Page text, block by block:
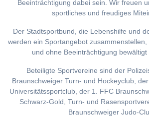
Beeinträchtigung dabei sein. Wir freuen
sportliches und freudiges
Der Stadtsportbund, die Lebenshilfe und
werden ein Sportangebot
und ohne Beeinträchtigung
Beteiligte Sportvereine sind der
Braunschweiger Turn- und Hockeyclub,
Universitätssportclub, der 1. FFC
Schwarz-Gold, Turn- und
Braunschweiger Judo-